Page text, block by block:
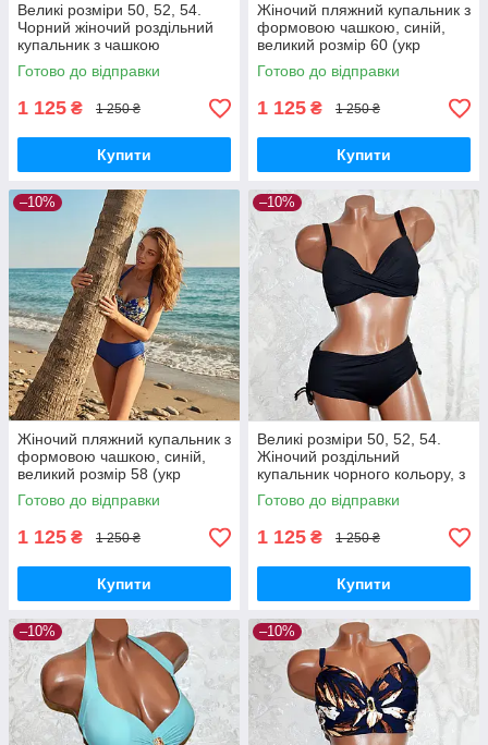
Великі розміри 50, 52, 54.
Чорний жіночий роздільний
купальник з чашкою
Готово до відправки
1 125 ₴ 1 250 ₴
Купити
Жіночий пляжний купальник з
формовою чашкою, синій,
великий розмір 60 (укр
розмір)
Готово до відправки
1 125 ₴ 1 250 ₴
Купити
–10%
Жіночий пляжний купальник з
формовою чашкою, синій,
великий розмір 58 (укр
розмір)
Готово до відправки
1 125 ₴ 1 250 ₴
Купити
–10%
Великі розміри 50, 52, 54.
Жіночий роздільний
купальник чорного кольору, з
чашкою, на замочку
Готово до відправки
1 125 ₴ 1 250 ₴
Купити
–10% –10%